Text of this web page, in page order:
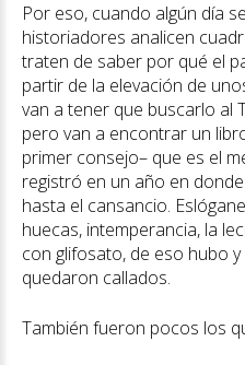
Por eso, cuando algún día
historiadores analicen
traten de saber por qué el
partir de la elevación de
van a tener que buscarlo al
pero van a encontrar un
primer consejo– que es el
registró en un año en
hasta el cansancio.
huecas, intemperancia, la
con glifosato, de eso hubo
quedaron callados.
También fueron pocos los